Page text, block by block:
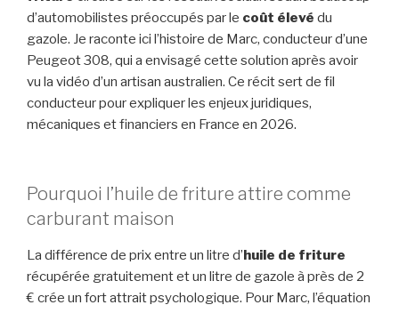
d’automobilistes préoccupés par le coût élevé du
gazole. Je raconte ici l’histoire de Marc, conducteur d’une
Peugeot 308, qui a envisagé cette solution après avoir
vu la vidéo d’un artisan australien. Ce récit sert de fil
conducteur pour expliquer les enjeux juridiques,
mécaniques et financiers en France en 2026.
Pourquoi l’huile de friture attire comme
carburant maison
La différence de prix entre un litre d’ huile de friture
récupérée gratuitement et un litre de gazole à près de 2
€ crée un fort attrait psychologique. Pour Marc, l’équation